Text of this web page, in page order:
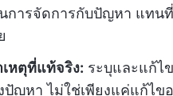
การจัดการกับปัญหา แทน
หตุที่แท้จริง: ระบุและแก้ไ
ญหา ไม่ใช่เพียงแค่แก้ไข